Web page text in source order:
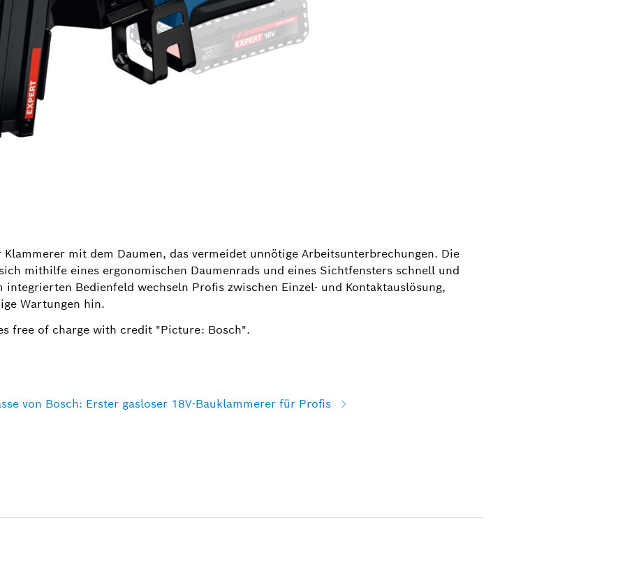
mit dem Daumen, das vermeidet unnötige Arbeitsunterbrechungen. Die
mithilfe eines ergonomischen Daumenrads und eines Sichtfensters schnell und
Bedienfeld wechseln Profis zwischen Einzel- und Kontaktauslösung,
Wartungen hin.
free of charge with credit "Picture: Bosch".
von Bosch: Erster gasloser 18V-Bauklammerer für Profis